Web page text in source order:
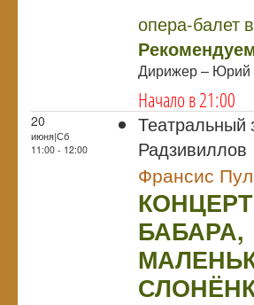
опера-балет
Дирижер – Юрий
Начало в 21:00
20
июня|Сб
11:00 - 12:00
Театральный
Радзивиллов
Франсис
БАБАРА,